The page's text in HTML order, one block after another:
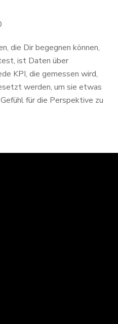
die Dir begegnen können,
ist Daten über
KPI, die gemessen wird,
werden, um sie etwas
für die Perspektive zu